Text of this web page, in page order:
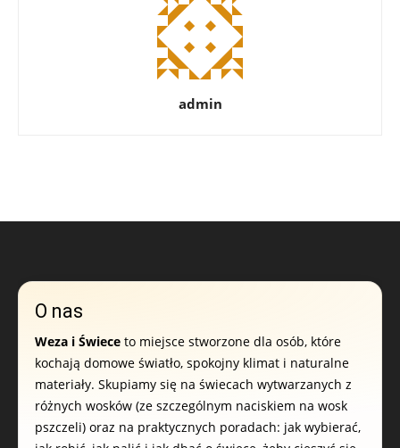
admin
O nas
Weza i Świece to miejsce stworzone dla osób, które
kochają domowe światło, spokojny klimat i naturalne
materiały. Skupiamy się na świecach wytwarzanych z
różnych wosków (ze szczególnym naciskiem na wosk
pszczeli) oraz na praktycznych poradach: jak wybierać,